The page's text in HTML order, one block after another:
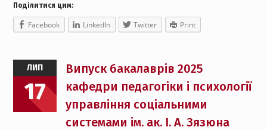
Поділитися цим:
Facebook LinkedIn Twitter Print
ЛИП
17
Випуск бакалаврів 2025
кафедри педагогіки і психології
управління соціальними
системами ім. ак. І. А. Зязюна